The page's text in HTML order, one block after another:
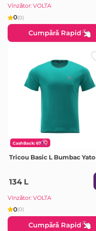
Vînzător: VOLTA
0(0)
Cumpără Rapid
CashBack: 67
Tricou Basic L Bumbac Yato
134 L
Vînzător: VOLTA
0(0)
Cumpără Rapid